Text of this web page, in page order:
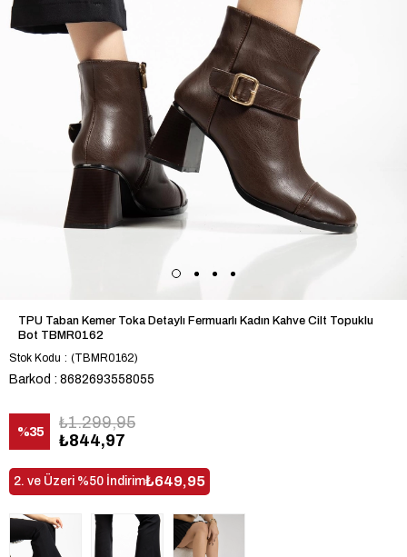
TPU Taban Kemer Toka Detaylı Fermuarlı Kadın Kahve Cilt Topuklu
Bot TBMR0162
Stok Kodu
(TBMR0162)
Barkod : 8682693558055
%35
İndirim
₺1.299,95
₺844,97
2. ve Üzeri %50 İndirim₺649,95